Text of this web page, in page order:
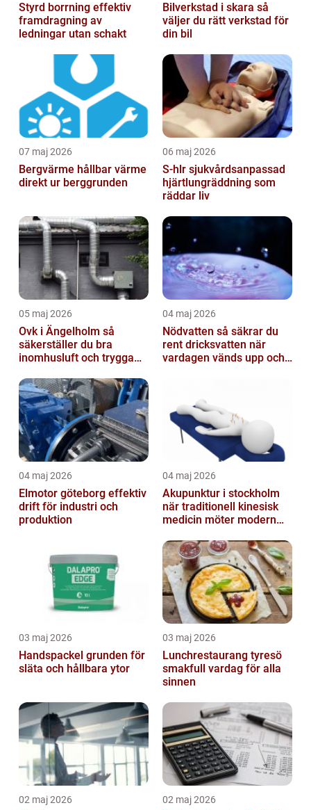
Styrd borrning effektiv
framdragning av
ledningar utan schakt
Bilverkstad i skara så
väljer du rätt verkstad för
din bil
07 maj 2026
Bergvärme hållbar värme
direkt ur berggrunden
06 maj 2026
S-hlr sjukvårdsanpassad
hjärtlungräddning som
räddar liv
05 maj 2026
Ovk i Ängelholm så
säkerställer du bra
inomhusluft och trygga
04 maj 2026
Nödvatten så säkrar du
rent dricksvatten när
vardagen vänds upp och
04 maj 2026
Elmotor göteborg effektiv
drift för industri och
produktion
04 maj 2026
Akupunktur i stockholm
när traditionell kinesisk
medicin möter modern
03 maj 2026
Handspackel grunden för
släta och hållbara ytor
03 maj 2026
Lunchrestaurang tyresö
smakfull vardag för alla
sinnen
02 maj 2026 02 maj 2026